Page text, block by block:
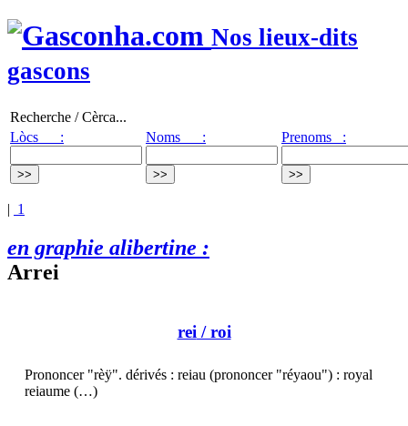
Nos lieux-dits
gascons
Recherche / Cèrca...
Lòcs :
Noms : Prenoms :
| 1
en graphie alibertine :
Arrei
rei/ roi
Prononcer "rèÿ". dérivés : reiau (prononcer "réyaou") : royal
reiaume (…)